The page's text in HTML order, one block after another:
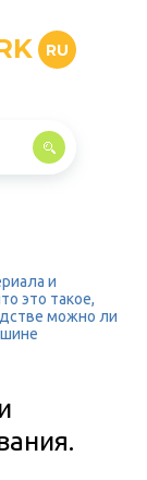
RU
и
это такое,
можно ли